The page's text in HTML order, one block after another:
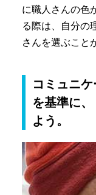
に職人さんの色
る際は、自分の
さんを選ぶこと
コミュニ
を基準に
よう。